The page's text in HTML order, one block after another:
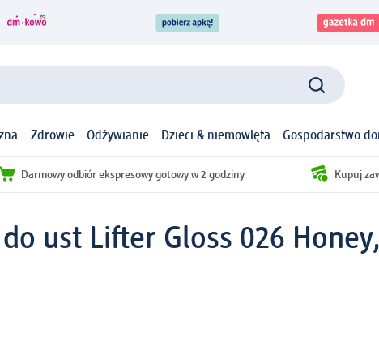
Zdrowie Odżywianie Dzieci & niemowlęta Gospodarstwo
Darmowy odbiór ekspresowy gotowy w 2 godziny Kupuj
do ust Lifter Gloss 026